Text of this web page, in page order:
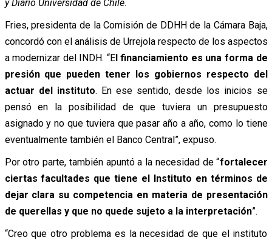
y Diario Universidad de Chile.
Fries, presidenta de la Comisión de DDHH de la Cámara Baja,
concordó con el análisis de Urrejola respecto de los aspectos
a modernizar del INDH. “El financiamiento es una forma de
presión que pueden tener los gobiernos respecto del
actuar del instituto. En ese sentido, desde los inicios se
pensó en la posibilidad de que tuviera un presupuesto
asignado y no que tuviera que pasar año a año, como lo tiene
eventualmente también el Banco Central”, expuso.
Por otro parte, también apuntó a la necesidad de “fortalecer
ciertas facultades que tiene el Instituto en términos de
dejar clara su competencia en materia de presentación
de querellas y que no quede sujeto a la interpretación”.
“Creo que otro problema es la necesidad de que el instituto